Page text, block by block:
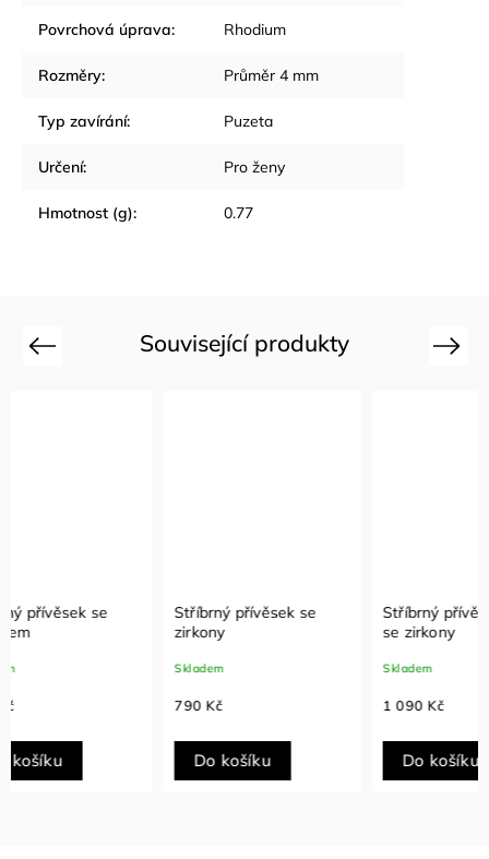
Povrchová úprava: Rhodium
Rozměry: Průměr 4 mm
Typ zavírání: Puzeta
Určení: Pro ženy
Hmotnost (g): 0.77
Související produkty
Previous
Stříbrný přívěsek se
zirkony
Do košíku
Stříbrný přívěsek srdce
Do košíku
Next